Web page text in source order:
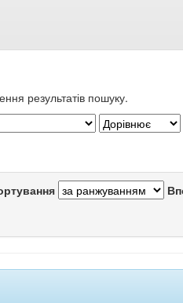
результатів пошуку.